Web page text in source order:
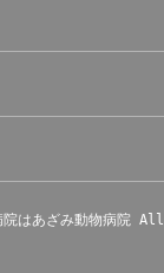
はあざみ動物病院 All